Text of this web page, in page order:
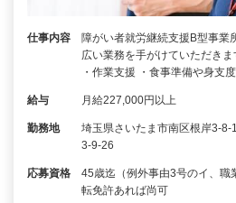
仕事内容
障がい者就労継続支援B型事業
広い業務を手がけていただきま
・作業支援 ・食事準備や身支
給与 月給227,000円以上
勤務地
埼玉県さいたま市南区根岸3-
3-9-26
応募資格
45歳迄（例外事由3号のイ、職
転免許あれば尚可